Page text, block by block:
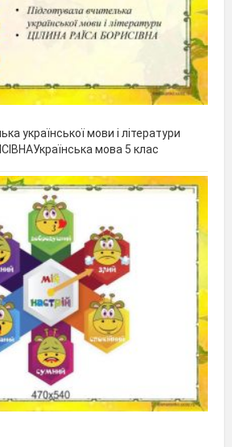
української мови і літератури
мова 5 клас